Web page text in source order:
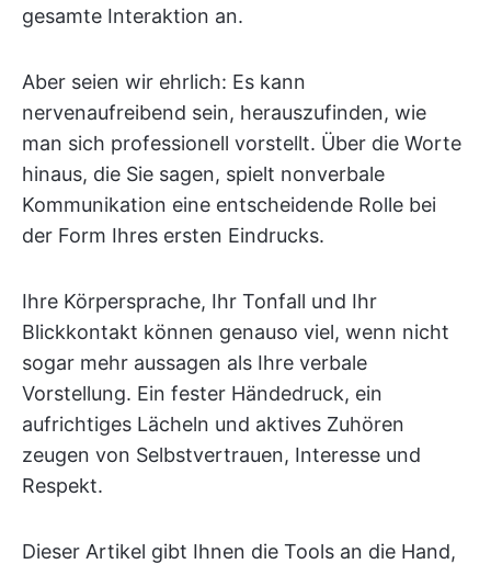
gesamte Interaktion an.
Aber seien wir ehrlich: Es kann
nervenaufreibend sein, herauszufinden, wie
man sich professionell vorstellt. Über die Worte
hinaus, die Sie sagen, spielt nonverbale
Kommunikation eine entscheidende Rolle bei
der Form Ihres ersten Eindrucks.
Ihre Körpersprache, Ihr Tonfall und Ihr
Blickkontakt können genauso viel, wenn nicht
sogar mehr aussagen als Ihre verbale
Vorstellung. Ein fester Händedruck, ein
aufrichtiges Lächeln und aktives Zuhören
zeugen von Selbstvertrauen, Interesse und
Respekt.
Dieser Artikel gibt Ihnen die Tools an die Hand,